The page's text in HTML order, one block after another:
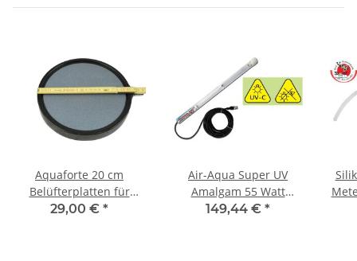
Aquaforte 20 cm
Belüfterplatten für
Teichbelüfter Abgabe 20
29,00 € *
Air-Aqua Super UV
Amalgam 55 Watt
Ersatzset Ersatzlampe
149,44 € *